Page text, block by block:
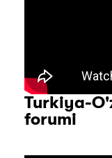
Turkiya-
forumi